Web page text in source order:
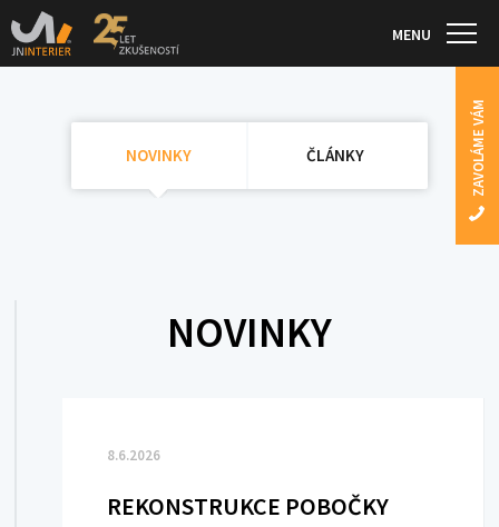
ZAVOLÁME VÁM
MENU
NOVINKY ČLÁNKY
NOVINKY
8.6.2026
REKONSTRUKCE POBOČKY